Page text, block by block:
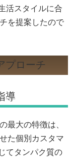
活スタイルに合
を提案したので
プローチ
導
最大の特徴は、
た個別カスタマ
てタンパク質の